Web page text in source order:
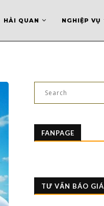
HẢI QUAN NGHIỆP VỤ
FANPAGE
TƯ VẤN BÁO GIÁ